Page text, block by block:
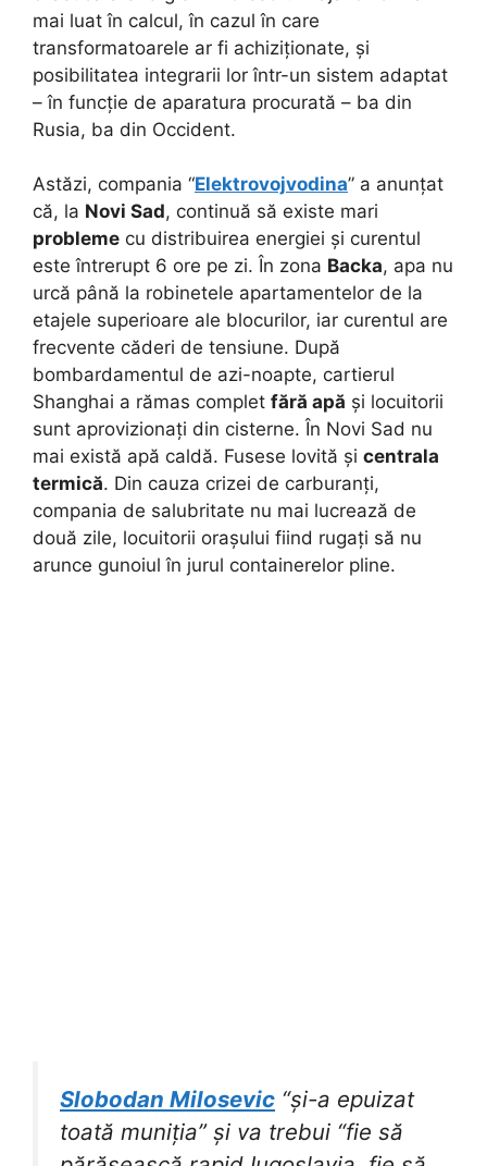
mai luat în calcul, în cazul în care
transformatoarele ar fi achiziționate, și
posibilitatea integrarii lor într-un sistem adaptat
– în funcție de aparatura procurată – ba din
Rusia, ba din Occident.
Astăzi, compania “Elektrovojvodina” a anunțat
că, la Novi Sad, continuă să existe mari
probleme cu distribuirea energiei și curentul
este întrerupt 6 ore pe zi. În zona Backa, apa nu
urcă până la robinetele apartamentelor de la
etajele superioare ale blocurilor, iar curentul are
frecvente căderi de tensiune. După
bombardamentul de azi-noapte, cartierul
Shanghai a rămas complet fără apă și locuitorii
sunt aprovizionați din cisterne. În Novi Sad nu
mai există apă caldă. Fusese lovită și centrala
termică. Din cauza crizei de carburanți,
compania de salubritate nu mai lucrează de
două zile, locuitorii orașului fiind rugați să nu
arunce gunoiul în jurul containerelor pline.
Slobodan Milosevic “și-a epuizat
toată muniția” și va trebui “fie să